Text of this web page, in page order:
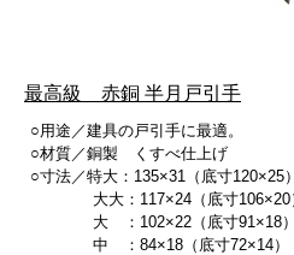
最高級 赤銅 半月戸引手
○用途／建具の戸引手に最適。
○材質／銅製 くすべ仕上げ
○寸法／特大：135×31（底寸120×25）
大大：117×24（底寸106×20
大 ：102×22（底寸91×18）
中 ：84×18（底寸72×14）